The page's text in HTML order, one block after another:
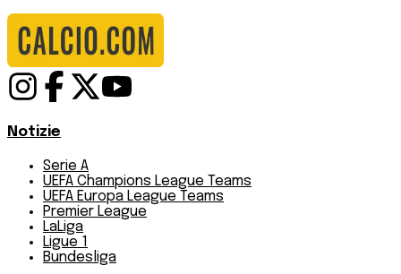
Notizie
Serie A
UEFA Champions League Teams
UEFA Europa League Teams
Premier League
LaLiga
Ligue 1
Bundesliga